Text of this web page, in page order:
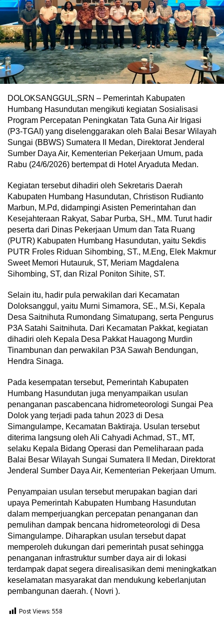
DOLOKSANGGUL,SRN – Pemerintah Kabupaten
Humbang Hasundutan mengikuti kegiatan Sosialisasi
Program Percepatan Peningkatan Tata Guna Air Irigasi
(P3-TGAI) yang diselenggarakan oleh Balai Besar Wilayah
Sungai (BBWS) Sumatera II Medan, Direktorat Jenderal
Sumber Daya Air, Kementerian Pekerjaan Umum, pada
Rabu (24/6/2026) bertempat di Hotel Aryaduta Medan.
Kegiatan tersebut dihadiri oleh Sekretaris Daerah
Kabupaten Humbang Hasundutan, Christison Rudianto
Marbun, M.Pd, didampingi Asisten Pemerintahan dan
Kesejahteraan Rakyat, Sabar Purba, SH., MM. Turut hadir
peserta dari Dinas Pekerjaan Umum dan Tata Ruang
(PUTR) Kabupaten Humbang Hasundutan, yaitu Sekdis
PUTR Froles Riduan Sihombing, ST., M.Eng, Elek Makmur
Sweet Memori Hutauruk, ST, Meriam Magdalena
Sihombing, ST, dan Rizal Poniton Sihite, ST.
Selain itu, hadir pula perwakilan dari Kecamatan
Doloksanggul, yaitu Murni Simamora, SE., M.Si, Kepala
Desa Saitnihuta Rumondang Simatupang, serta Pengurus
P3A Satahi Saitnihuta. Dari Kecamatan Pakkat, kegiatan
dihadiri oleh Kepala Desa Pakkat Hauagong Murdin
Tinambunan dan perwakilan P3A Sawah Bendungan,
Hendra Sinaga.
Pada kesempatan tersebut, Pemerintah Kabupaten
Humbang Hasundutan juga menyampaikan usulan
penanganan pascabencana hidrometeorologi Sungai Pea
Dolok yang terjadi pada tahun 2023 di Desa
Simangulampe, Kecamatan Baktiraja. Usulan tersebut
diterima langsung oleh Ali Cahyadi Achmad, ST., MT,
selaku Kepala Bidang Operasi dan Pemeliharaan pada
Balai Besar Wilayah Sungai Sumatera II Medan, Direktorat
Jenderal Sumber Daya Air, Kementerian Pekerjaan Umum.
Penyampaian usulan tersebut merupakan bagian dari
upaya Pemerintah Kabupaten Humbang Hasundutan
dalam memperjuangkan percepatan penanganan dan
pemulihan dampak bencana hidrometeorologi di Desa
Simangulampe. Diharapkan usulan tersebut dapat
memperoleh dukungan dari pemerintah pusat sehingga
penanganan infrastruktur sumber daya air di lokasi
terdampak dapat segera direalisasikan demi meningkatkan
keselamatan masyarakat dan mendukung keberlanjutan
pembangunan daerah. ( Novri ).
Post Views:558